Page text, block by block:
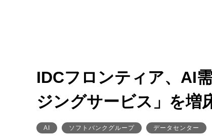
IDCフロンティア、AI
ジングサービス」を増
AI ソフトバンクグループ データセンター